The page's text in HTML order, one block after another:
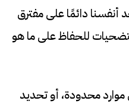
أنفسنا دائمًا على مفترق
للحفاظ على ما هو
محدودة، أو تحديد